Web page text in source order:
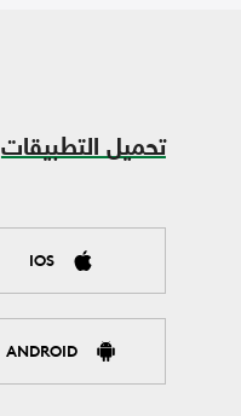
تحميل التطبيقات
IOS
ANDROID